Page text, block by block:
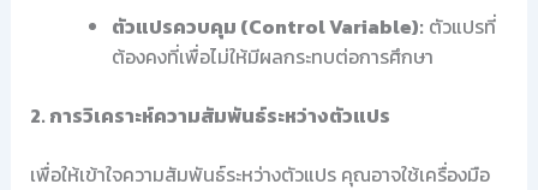
ตัวแปรควบคุม (Control Variable): ตัวแปรที่
ต้องคงที่เพื่อไม่ให้มีผลกระทบต่อการศึกษา
2. การวิเคราะห์ความสัมพันธ์ระหว่างตัวแปร
เพื่อให้เข้าใจความสัมพันธ์ระหว่างตัวแปร คุณอาจใช้เครื่องมือ